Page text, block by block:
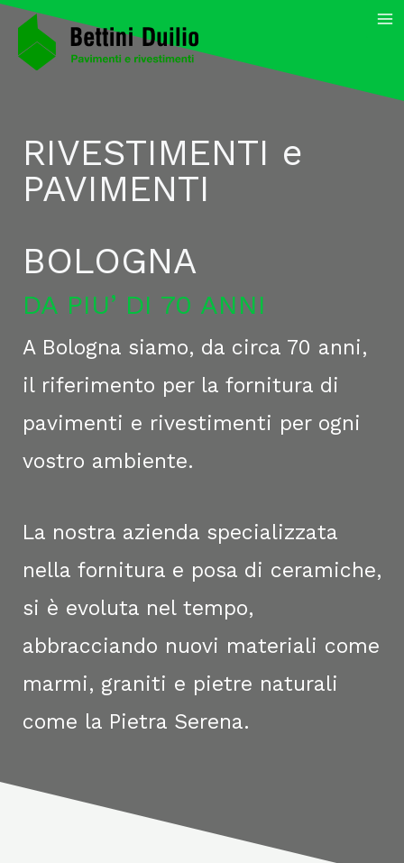
Vai
contenuto
RIVESTIMENTI e
PAVIMENTI
BOLOGNA
DA PIU’ DI 70 ANNI
A Bologna siamo, da circa 70 anni,
il riferimento per la fornitura di
pavimenti e rivestimenti per ogni
vostro ambiente.
La nostra azienda specializzata
nella fornitura e posa di ceramiche,
si è evoluta nel tempo,
abbracciando nuovi materiali come
marmi, graniti e pietre naturali
come la Pietra Serena.